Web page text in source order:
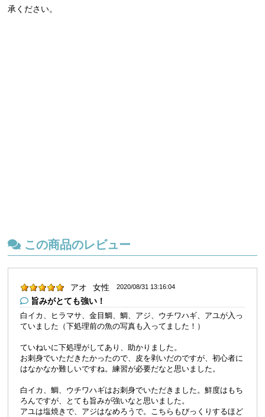
承ください。
この商品のレビュー
アオ 女性 2020/08/31 13:16:04
旨みがとても強い！
白イカ、ヒラマサ、金目鯛、鯛、アジ、ウチワハギ、アユが入っ
ていました（下処理前の魚の写真も入ってました！）
ていねいに下処理がしてあり、助かりました。
お刺身でいただきたかったので、皮を剥いだのですが、初心者に
はなかなか難しいですね。練習が必要だなと思いました。
白イカ、鯛、ウチワハギはお刺身でいただきました。鮮度はもち
ろんですが、とても旨みが強いなと思いました。
アユは塩焼きで、アジはなめろうで。こちらもびっくりするほど